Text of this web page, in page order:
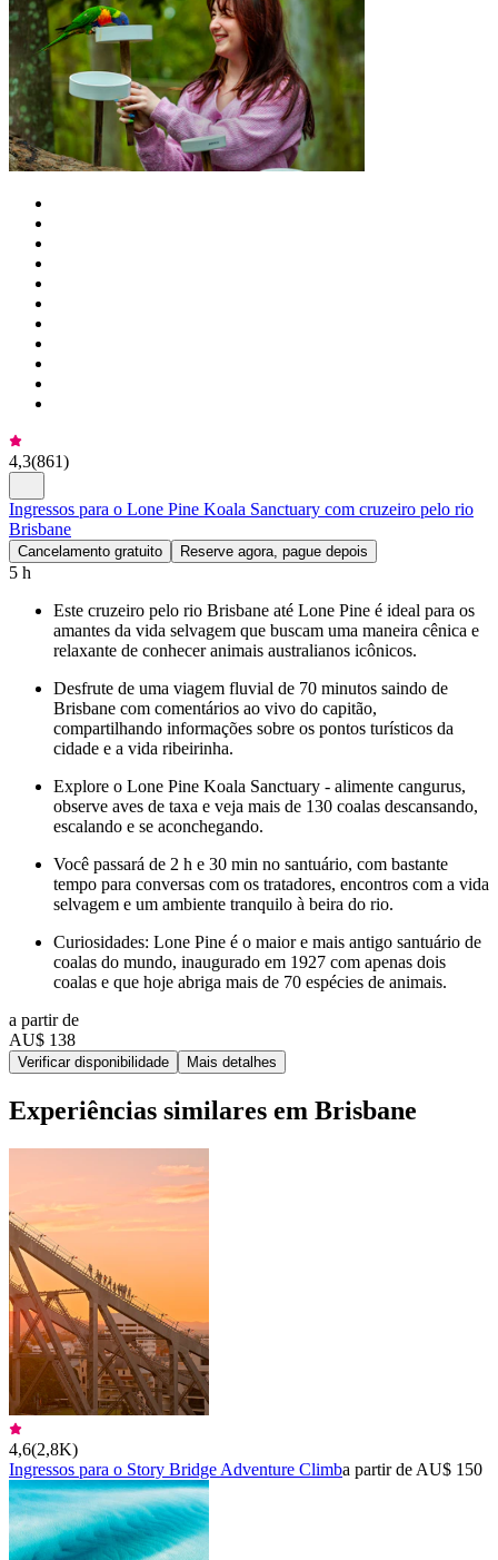
4,3(861)
Ingressos para o Lone Pine Koala Sanctuary com cruzeiro pelo rio
Brisbane
Cancelamento gratuito Reserve agora, pague depois
5 h
Este cruzeiro pelo rio Brisbane até Lone Pine é ideal para os
amantes da vida selvagem que buscam uma maneira cênica e
relaxante de conhecer animais australianos icônicos.
Desfrute de uma viagem fluvial de 70 minutos saindo de
Brisbane com comentários ao vivo do capitão,
compartilhando informações sobre os pontos turísticos da
cidade e a vida ribeirinha.
Explore o Lone Pine Koala Sanctuary - alimente cangurus,
observe aves de taxa e veja mais de 130 coalas descansando,
escalando e se aconchegando.
Você passará de 2 h e 30 min no santuário, com bastante
tempo para conversas com os tratadores, encontros com a vida
selvagem e um ambiente tranquilo à beira do rio.
Curiosidades: Lone Pine é o maior e mais antigo santuário de
coalas do mundo, inaugurado em 1927 com apenas dois
coalas e que hoje abriga mais de 70 espécies de animais.
a partir de
AU$ 138
Verificar disponibilidade Mais detalhes
Experiências similares em Brisbane
4,6(2,8K)
Ingressos para o Story Bridge Adventure Climba partir de AU$ 150